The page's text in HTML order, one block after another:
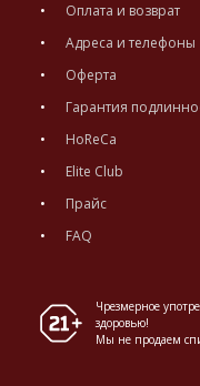
Оплата и возврат
Адреса и телефоны
Оферта
Гарантия
HoReCa
Elite Club
Прайс
FAQ
Чрезмерное
здоровью!
Мы не продаем